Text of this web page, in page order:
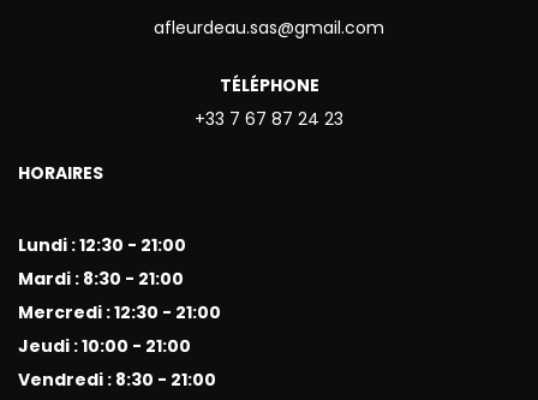
afleurdeau.sas@gmail.com
TÉLÉPHONE
+33 7 67 87 24 23
HORAIRES
Lundi : 12:30 - 21:00
Mardi : 8:30 - 21:00
Mercredi : 12:30 - 21:00
Jeudi : 10:00 - 21:00
Vendredi : 8:30 - 21:00